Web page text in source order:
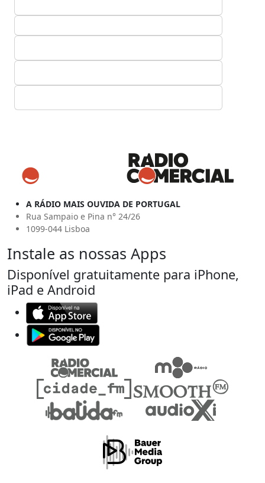
A RÁDIO MAIS OUVIDA DE PORTUGAL
Rua Sampaio e Pina n° 24/26
1099-044 Lisboa
Instale as nossas Apps
Disponível gratuitamente para iPhone,
iPad e Android